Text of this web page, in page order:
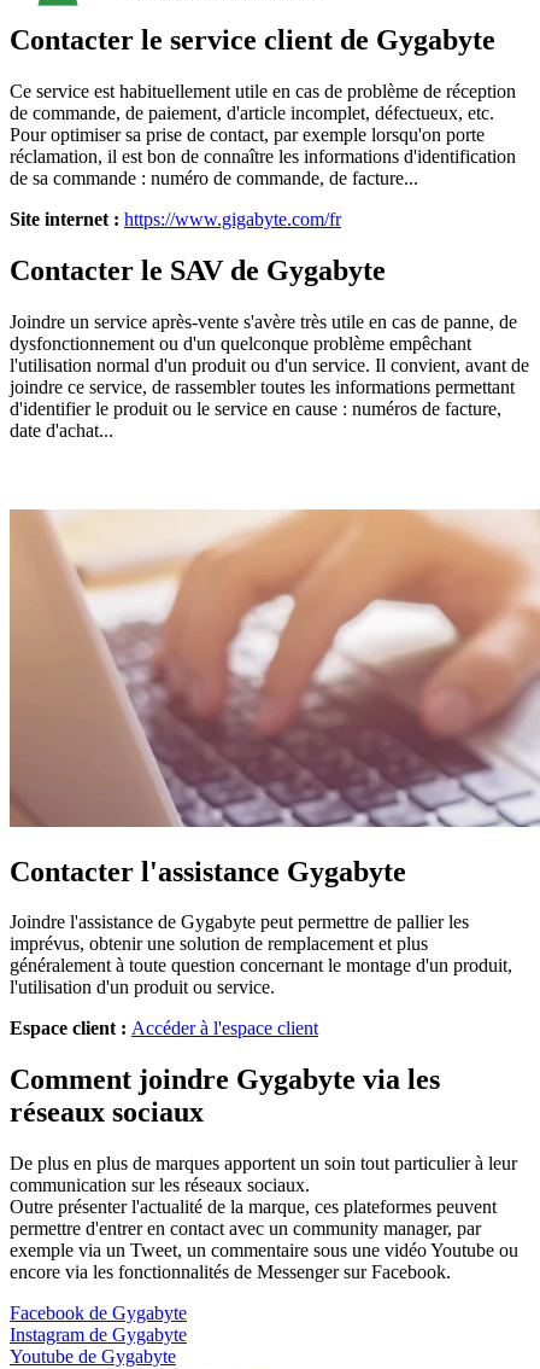
Contacter le service client de Gygabyte
Ce service est habituellement utile en cas de problème de réception
de commande, de paiement, d'article incomplet, défectueux, etc.
Pour optimiser sa prise de contact, par exemple lorsqu'on porte
réclamation, il est bon de connaître les informations d'identification
de sa commande : numéro de commande, de facture...
Site internet : https://www.gigabyte.com/fr
Contacter le SAV de Gygabyte
Joindre un service après-vente s'avère très utile en cas de panne, de
dysfonctionnement ou d'un quelconque problème empêchant
l'utilisation normal d'un produit ou d'un service. Il convient, avant de
joindre ce service, de rassembler toutes les informations permettant
d'identifier le produit ou le service en cause : numéros de facture,
date d'achat...
Contacter l'assistance Gygabyte
Joindre l'assistance de Gygabyte peut permettre de pallier les
imprévus, obtenir une solution de remplacement et plus
généralement à toute question concernant le montage d'un produit,
l'utilisation d'un produit ou service.
Espace client : Accéder à l'espace client
Comment joindre Gygabyte via les
réseaux sociaux
De plus en plus de marques apportent un soin tout particulier à leur
communication sur les réseaux sociaux.
Outre présenter l'actualité de la marque, ces plateformes peuvent
permettre d'entrer en contact avec un community manager, par
exemple via un Tweet, un commentaire sous une vidéo Youtube ou
encore via les fonctionnalités de Messenger sur Facebook.
Facebook de Gygabyte
Instagram de Gygabyte
Youtube de Gygabyte